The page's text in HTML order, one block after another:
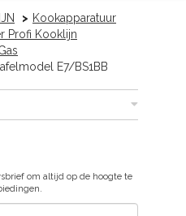
Kookapparatuur
Profi Kooklijn
E7/BS1BB
om altijd op de hoogte te